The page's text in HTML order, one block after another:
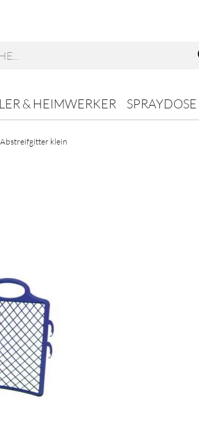
& HEIMWERKER SPRAYDOSE
Abstreifgitter klein